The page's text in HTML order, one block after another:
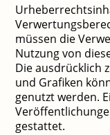
müssen die
Nutzung von
Die ausdrücklich
und Grafiken
genutzt werden.
gestattet.